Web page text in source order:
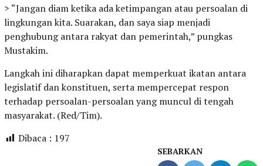
> “Jangan diam ketika ada ketimpangan atau persoalan di
lingkungan kita. Suarakan, dan saya siap menjadi
penghubung antara rakyat dan pemerintah,” pungkas
Mustakim.
Langkah ini diharapkan dapat memperkuat ikatan antara
legislatif dan konstituen, serta mempercepat respon
terhadap persoalan-persoalan yang muncul di tengah
masyarakat. (Red/Tim).
Dibaca : 197
SEBARKAN